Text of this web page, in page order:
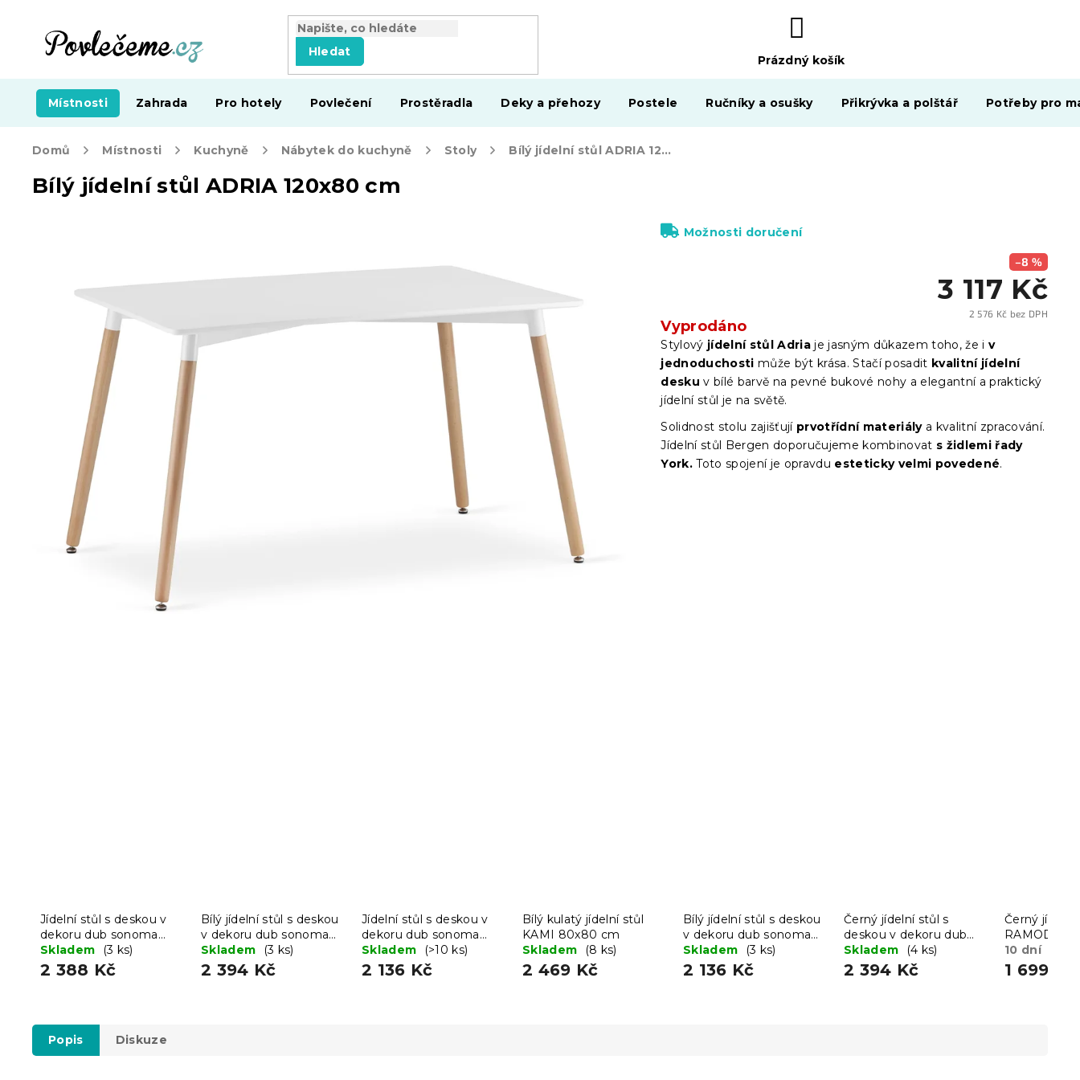
Hledat
NÁKUPNÍ
KOŠÍK
Prázdný košík
Místnosti Zahrada Pro hotely Povlečení Prostěradla Deky a přehozy Postele Ručníky a osušky Přikrývka a polštář Potřeby pro
Domů Místnosti Kuchyně Nábytek do kuchyně Stoly Bílý jídelní stůl ADRIA 120x80 cm
Bílý jídelní stůl ADRIA 120x80 cm
–8 %
3 117 Kč
2 576 Kč bez DPH
Vyprodáno
Možnosti doručení
Stylový jídelní stůl Adria je jasným důkazem toho, že iv
jednoduchosti může být krása. Stačí posadit kvalitní jídelní
desku v bílé barvě na pevné bukové nohy a elegantní a praktický
jídelní stůl je na světě.
Solidnost stolu zajišťují prvotřídní materiálya kvalitní zpracování.
Jídelní stůl Bergen doporučujeme kombinovat s židlemi řady
York. Toto spojení je opravdu esteticky velmi povedené.
Jídelní stůl s deskou v
dekoru dub sonoma
UMEKO 120x80
Skladem (3 ks)
2 388 Kč
Bílý jídelní stůl s deskou
v dekoru dub sonoma
MADO 120x80
Skladem (3 ks)
2 394 Kč
Jídelní stůl s deskou v
dekoru dub sonoma
UMEKO 80x80
Skladem (>10 ks)
2 136 Kč
Bílý kulatý jídelní stůl
KAMI 80x80 cm
Skladem
(8 ks)
2 469 Kč
Bílý jídelní stůl s deskou
v dekoru dub sonoma
MADO 80x80
Skladem (3 ks)
2 136 Kč
Černý jídelní stůl s
deskou v dekoru dub
zlatý craft MADO
120x80
Skladem (4 ks)
2 394 Kč
Černý jídelní
RAMOD
mramorový
10 dní
1 699 Kč
Popis Diskuze